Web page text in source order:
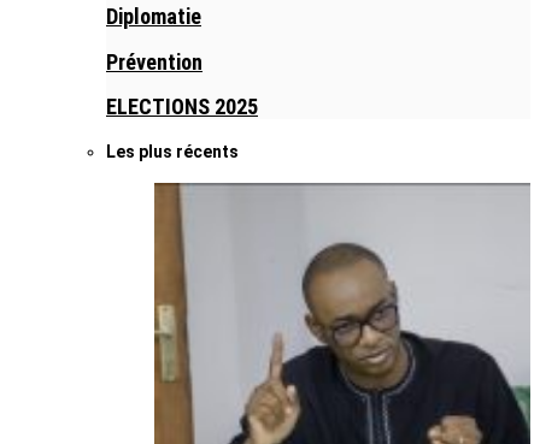
Diplomatie
Prévention
ELECTIONS 2025
Les plus récents